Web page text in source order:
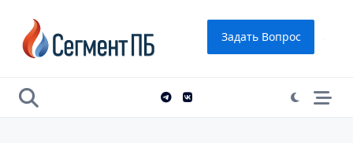
content
Задать Вопрос